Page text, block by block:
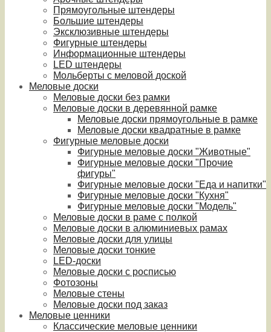
Прямоугольные штендеры
Большие штендеры
Эксклюзивные штендеры
Фигурные штендеры
Информационные штендеры
LED штендеры
Мольберты с меловой доской
Меловые доски
Меловые доски без рамки
Меловые доски в деревянной рамке
Меловые доски прямоугольные в рамке
Меловые доски квадратные в рамке
Фигурные меловые доски
Фигурные меловые доски "Животные"
Фигурные меловые доски "Прочие
фигуры"
Фигурные меловые доски "Еда и напитки"
Фигурные меловые доски "Кухня"
Фигурные меловые доски "Модель"
Меловые доски в раме с полкой
Меловые доски в алюминиевых рамах
Меловые доски для улицы
Меловые доски тонкие
LED-доски
Меловые доски с росписью
Фотозоны
Меловые стены
Меловые доски под заказ
Меловые ценники
Классические меловые ценники